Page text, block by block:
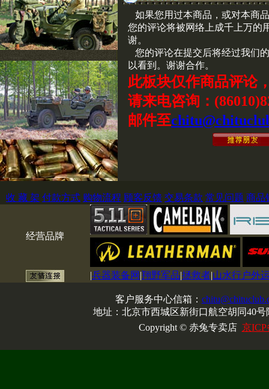
如果您用过本商品，或对本商
您的评论将被网络上成千上万的
谢。
您的评论在提交后将经过我们
以看到。谢谢合作。
此板块仅作商品评论
请来电咨询：
邮件至
收 藏 架 付款方式 购物流程 顾客反馈 交易条款 常见问题 商品
经营品牌
|兵器装备网 |翔野军品|拯救者|山水行户外
客户服务中心信箱：
地址：北京市西城区新街口航空胡同40
Copyright © 赤兔专卖店 京ICP